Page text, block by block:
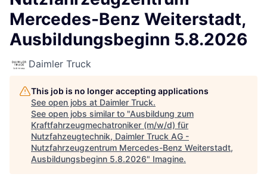
Mercedes-Benz Weiterstadt,
Ausbildungsbeginn 5.8.2026
Daimler Truck
This job is no longer accepting applications
See open jobs at Daimler Truck.
See open jobs similar to "Ausbildung zum
Kraftfahrzeugmechatroniker (m/w/d) für
Nutzfahzeugtechnik, Daimler Truck AG -
Nutzfahrzeugzentrum Mercedes-Benz Weiterstadt,
Ausbildungsbeginn 5.8.2026" Imagine.